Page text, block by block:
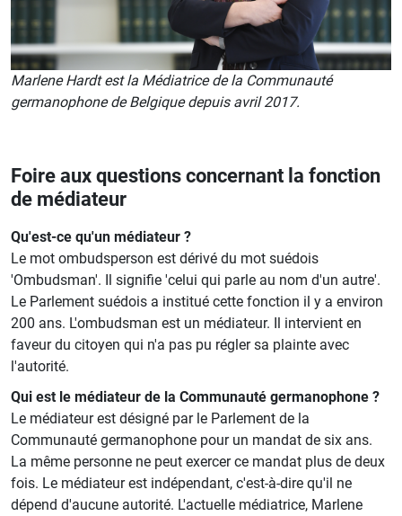
Marlene Hardt est la Médiatrice de la Communauté
germanophone de Belgique depuis avril 2017.
Foire aux questions concernant la fonction
de médiateur
Qu'est-ce qu'un médiateur ?
Le mot ombudsperson est dérivé du mot suédois
'Ombudsman'. Il signifie 'celui qui parle au nom d'un autre'.
Le Parlement suédois a institué cette fonction il y a environ
200 ans. L'ombudsman est un médiateur. Il intervient en
faveur du citoyen qui n'a pas pu régler sa plainte avec
l'autorité.
Qui est le médiateur de la Communauté germanophone ?
Le médiateur est désigné par le Parlement de la
Communauté germanophone pour un mandat de six ans.
La même personne ne peut exercer ce mandat plus de deux
fois. Le médiateur est indépendant, c'est-à-dire qu'il ne
dépend d'aucune autorité. L'actuelle médiatrice, Marlene